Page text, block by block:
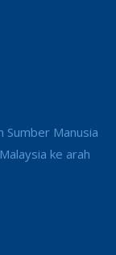
Sumber Manusia
ke arah